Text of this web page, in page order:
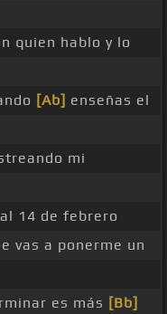
quien hablo y lo
[Ab] enseñas el
mi
14 de febrero
vas a ponerme un
es más [Bb]